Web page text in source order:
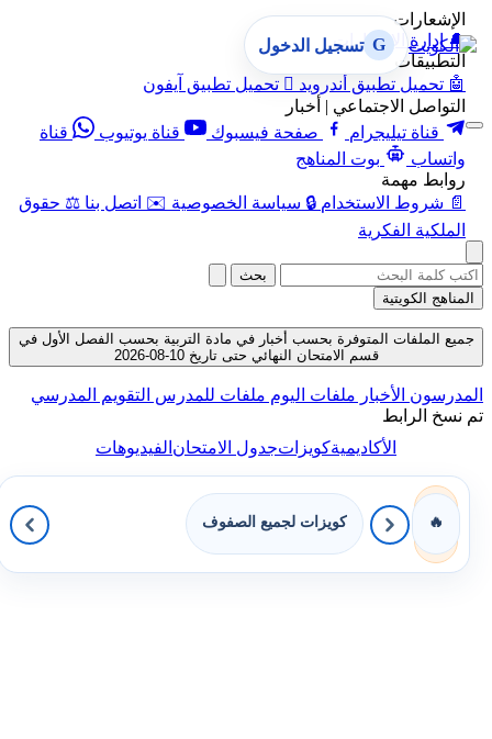
الإشعارات
🔔 إدارة الإشعارات
التطبيقات
🤖 تحميل تطبيق أندرويد  تحميل تطبيق آيفون
التواصل الاجتماعي | أخبار
قناة تيليجرام
صفحة فيسبوك قناة يوتيوب
قناة
واتساب
بوت المناهج
روابط مهمة
📄 شروط الاستخدام 🔒 سياسة الخصوصية ✉️ اتصل بنا ⚖️ حقوق
الملكية الفكرية
G تسجيل الدخول
بحث
المناهج الكويتية
جميع الملفات المتوفرة بحسب أخبار في مادة التربية بحسب الفصل الأول في
قسم الامتحان النهائي حتى تاريخ 10-08-2026
المدرسون الأخبار ملفات اليوم ملفات للمدرس التقويم المدرسي
تم نسخ الرابط
الأكاديميةكويزاتجدول الامتحانالفيديوهات
🔥 كويزات لجميع الصفوف